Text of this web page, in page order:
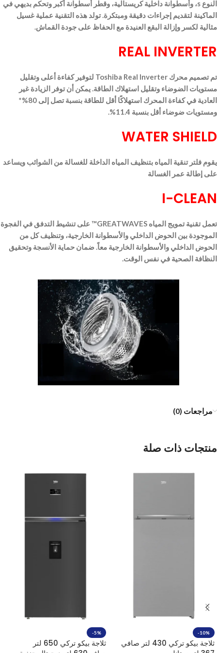
النوع s، وأسطوانة داخلية كريستالية، وقطر أسطوانة أكبر وتحكم بديهي في
الماكينة لتقديم إجراءات دقيقة ومبتكرة. تولد هذه التقنية عملية غسيل
مثالية لكسر وإزالة البقع العنيدة مع الحفاظ على جودة القماش.
REAL INVERTER
تم تصميم محرك Toshiba Real Inverter لتوفير كفاءة أعلى وتقليل
مستويات الضوضاء وتقليل استهلاك الطاقة. يمكن أن توفر الزيادة غير
العادية في كفاءة المحرك استهلاكًا أقل للطاقة بنسبة تصل إلى 80%*
ومستويات ضوضاء أقل بنسبة 11.4%.
WATER SHIELD
يقوم فلتر تنقية المياه بتنظيف المياه الداخلة للغسالة من الشوائب ويساعد
على إطالة عمر الغسالة
I-CLEAN
تعمل تقنية تمويج المياه GREATWAVES™ على تنشيط التدفق في الفجوة
الموجودة بين الحوض الداخلي والأسطوانة الخارجية، وتنظيف كل من
الحوض الداخلي والأسطوانة الخارجية معاً. ضمان حماية الأنسجة وتحقيق
النظافة الصحية في نفس الوقت.
مراجعات (0)
منتجات ذات صلة
-10%
ثلاجة بيكو تركي 430 لتر صافي
-5%
ثلاجة بيكو تركي 650 لتر